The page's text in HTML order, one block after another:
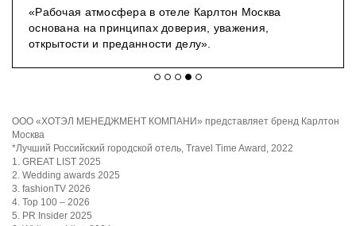
«Рабочая атмосфера в отеле Карлтон Москва
основана на принципах доверия, уважения,
открытости и преданности делу».
ООО «ХОТЭЛ МЕНЕДЖМЕНТ КОМПАНИ» представляет бренд Карлтон
Москва
*Лучший Российский городской отель, Travel Time Award, 2022
1. GREAT LIST 2025
2. Wedding awards 2025
3. fashionTV 2026
4. Top 100 – 2026
5. PR Insider 2025